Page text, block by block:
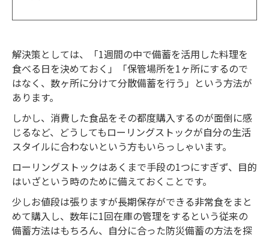
解決策としては、「1週間の中で備蓄を活用した料理を
食べる日を決めておく」「保管場所を1ヶ所にするので
はなく、数ヶ所に分けて分散備蓄を行う」という方法が
あります。
しかし、消費した食品をその都度購入するのが面倒に感
じるなど、どうしてもローリングストックが自分の生活
スタイルに合わないという方もいらっしゃいます。
ローリングストックはあくまで手段の1つにすぎず、目的
はいざという時のために備えておくことです。
少しお値段は張りますが長期保存ができる非常食をまと
めて購入し、数年に1回在庫の管理をするという従来の
備蓄方法はもちろん、自分に合った防災備蓄の方法を探